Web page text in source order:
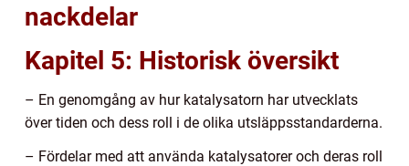
nackdelar
Kapitel 5: Historisk översikt
– En genomgång av hur katalysatorn har utvecklats
över tiden och dess roll i de olika utsläppsstandarderna.
– Fördelar med att använda katalysatorer och deras roll